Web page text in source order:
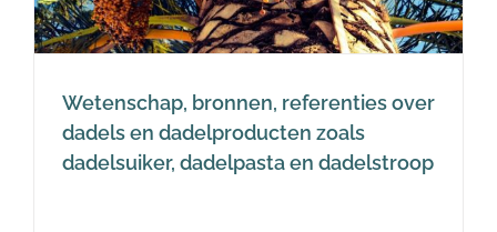
Wetenschap, bronnen, referenties over
dadels en dadelproducten zoals
dadelsuiker, dadelpasta en dadelstroop